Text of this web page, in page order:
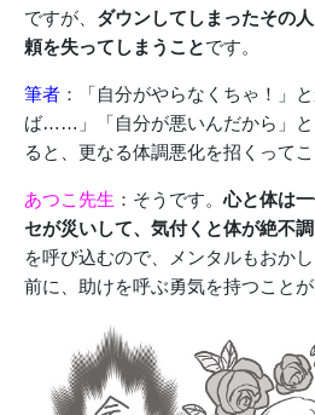
ですが、 ダウンしてしまったその
頼を失ってしまうことです。
筆者 ：「自分がやらなくちゃ！」
ば……」「自分が悪いんだから」と
ると、更なる体調悪化を招くって
あつこ先生 ：そうです。心と体は
セが災いして、気付くと体が絶不調
を呼び込むので、メンタルもおか
前に、助けを呼ぶ勇気を持つことが